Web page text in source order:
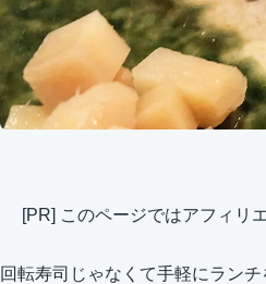
[PR] このページではアフィリ
回転寿司じゃなくて手軽にラン